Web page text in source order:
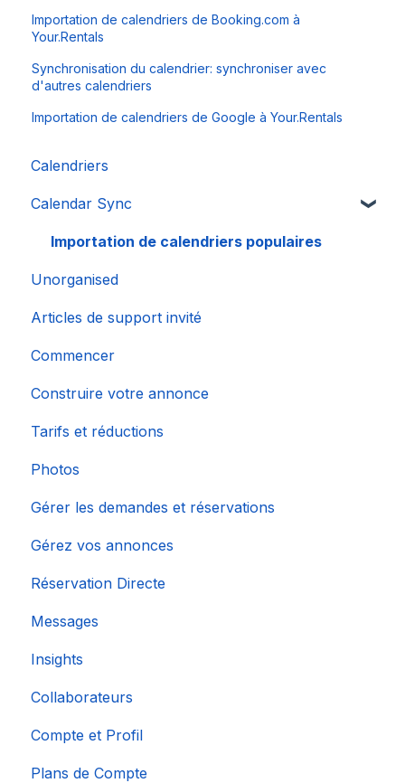
Importation de calendriers de Booking.com à
Your.Rentals
Synchronisation du calendrier: synchroniser avec
d'autres calendriers
Importation de calendriers de Google à Your.Rentals
Calendriers
Calendar Sync
Importation de calendriers populaires
Unorganised
Articles de support invité
Commencer
Construire votre annonce
Tarifs et réductions
Photos
Gérer les demandes et réservations
Gérez vos annonces
Réservation Directe
Messages
Insights
Collaborateurs
Compte et Profil
Plans de Compte